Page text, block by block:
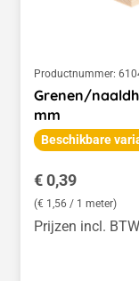
Productnummer:
Grenen/
mm
Beschikbare
Normale prijs:
€ 0,39
(€ 1,56 / 1 meter)
Prijzen incl.